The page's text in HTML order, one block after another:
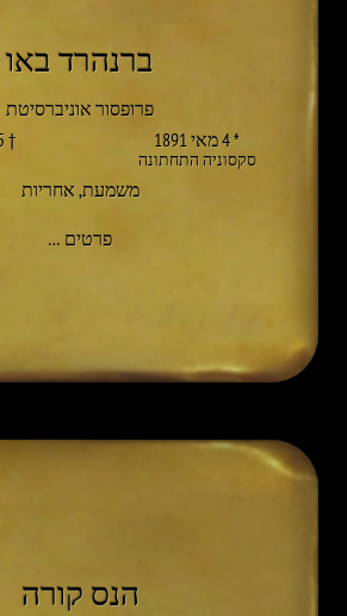
ברנהרד באו
פרופסור אוניברסיטת
* 4 מאי 1891
סקסוניה התחתונה
† 5 אפריל 1976
משמעת,אחריות
פרטים …
הנס קורה